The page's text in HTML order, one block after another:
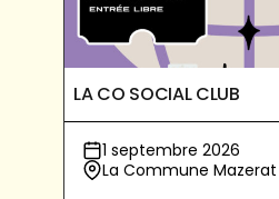
LA CO SOCIAL CLUB
1 septembre 2026
La Commune Mazerat